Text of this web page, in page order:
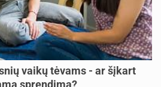
vaikų tėvams - ar šįkart
sprendimą?